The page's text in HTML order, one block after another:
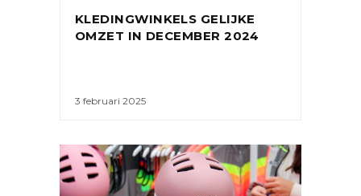
KLEDINGWINKELS GELIJKE
OMZET IN DECEMBER 2024
3 februari 2025